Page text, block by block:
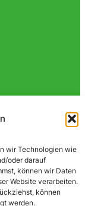
wir Technologien wie
oder darauf
können wir Daten
Website verarbeiten.
können
werden.